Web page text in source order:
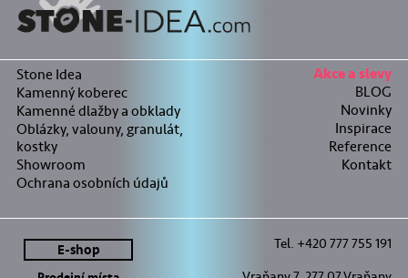
Stone Idea
Kamenný koberec
Kamenné dlažby a obklady
Oblázky, valouny, granulát,
kostky
Showroom
Ochrana osobních údajů
Akce a slevy
BLOG
Novinky
Inspirace
Reference
Kontakt
E-shop
Tel. +420 777 755 191